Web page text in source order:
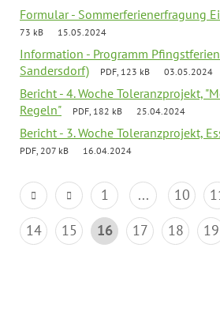
Formular - Sommerferienerfragung
73 kB
15.05.2024
Information - Programm
Sandersdorf)
PDF, 123 kB 03.05.2024
Bericht - 4. Woche Toleranzprojekt,
Regeln"
PDF, 182 kB 25.04.2024
Bericht - 3. Woche Toleranzprojekt,
PDF, 207 kB 16.04.2024
1 ... 10
14
15 16 17 18 19